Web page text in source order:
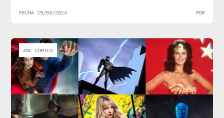
FECHA 29/03/2024 POR
#DC COMICS